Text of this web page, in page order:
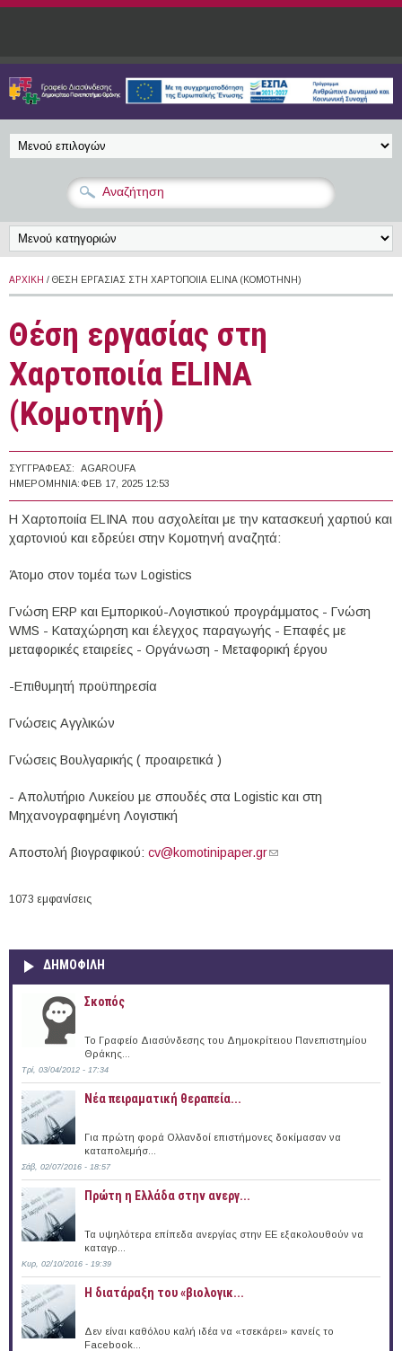
Παράκαμψη προς το κυρίως περιεχόμενο
ΑΡΧΙΚΉ / ΘΈΣΗ ΕΡΓΑΣΊΑΣ ΣΤΗ ΧΑΡΤΟΠΟΙΊΑ ELINA (ΚΟΜΟΤΗΝΉ)
Θέση εργασίας στη
Χαρτοποιία ELINA
(Κομοτηνή)
ΣΥΓΓΡΑΦΈΑΣ:
AGAROUFA
ΗΜΕΡΟΜΗΝΊΑ: ΦΕΒ 17, 2025 12:53
Η Xαρτοποιία ΕLΙΝΑ που ασχολείται με την κατασκευή χαρτιού και
χαρτονιού και εδρεύει στην Κομοτηνή αναζητά:
Άτομο στον τομέα των Logistics
Γνώση ERP και Eμπορικού-Λογιστικού προγράμματος - Γνώση
WMS - Καταχώρηση και έλεγχος παραγωγής - Επαφές με
μεταφορικές εταιρείες - Οργάνωση - Μεταφορική έργου
-Επιθυμητή προϋπηρεσία
Γνώσεις Αγγλικών
Γνώσεις Βουλγαρικής ( προαιρετικά )
- Απολυτήριο Λυκείου με σπουδές στα Logistic και στη
Mηχανογραφημένη Λογιστική
Αποστολή βιογραφικού: cv@komotinipaper.gr(link sends e-mail)
1073 εμφανίσεις
ΔΗΜΟΦΙΛΗ
Σκοπός
Το Γραφείο Διασύνδεσης του Δημοκρίτειου Πανεπιστημίου
Θράκης...
Τρί, 03/04/2012 - 17:34
Νέα πειραματική θεραπεία...
Για πρώτη φορά Ολλανδοί επιστήμονες δοκίμασαν να
καταπολεμήσ...
Σάβ, 02/07/2016 - 18:57
Πρώτη η Ελλάδα στην ανεργ...
Τα υψηλότερα επίπεδα ανεργίας στην ΕΕ εξακολουθούν να
καταγρ...
Κυρ, 02/10/2016 - 19:39
Η διατάραξη του «βιολογικ...
Δεν είναι καθόλου καλή ιδέα να «τσεκάρει» κανείς το
Facebook...